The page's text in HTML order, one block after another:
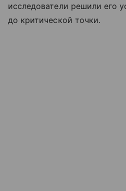
исследователи решили его
до критической точки.